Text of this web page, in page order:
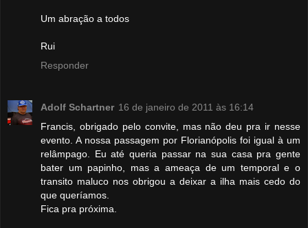
Um abração a todos
Rui
Responder
Adolf Schartner 16 de janeiro de 2011 às 16:14
Francis, obrigado pelo convite, mas não deu pra ir nesse
evento. A nossa passagem por Florianópolis foi igual à um
relâmpago. Eu até queria passar na sua casa pra gente
bater um papinho, mas a ameaça de um temporal e o
transito maluco nos obrigou a deixar a ilha mais cedo do
que queríamos.
Fica pra próxima.